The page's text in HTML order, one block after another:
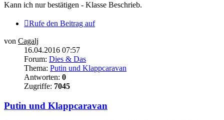
Kann ich nur bestätigen - Klasse Beschrieb.
Rufe den Beitrag auf
von Cagalj
16.04.2016 07:57
Forum: Dies & Das
Thema: Putin und Klappcaravan
Antworten: 0
Zugriffe: 7045
Putin und Klappcaravan